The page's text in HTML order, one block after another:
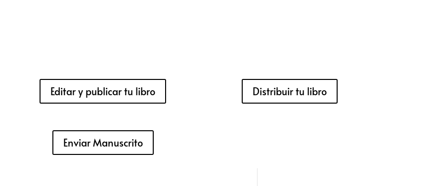
Editar y publicar tu libro Distribuir tu libro
Enviar Manuscrito